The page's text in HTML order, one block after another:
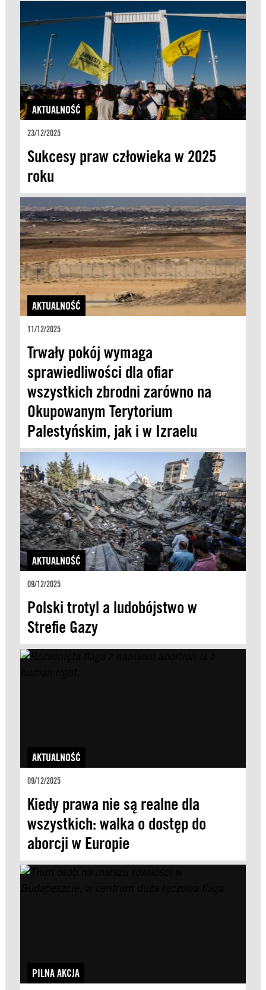
AKTUALNOŚĆ
23/12/2025
Sukcesy praw człowieka w 2025
roku
AKTUALNOŚĆ
11/12/2025
Trwały pokój wymaga
sprawiedliwości dla ofiar
wszystkich zbrodni zarówno na
Okupowanym Terytorium
Palestyńskim, jak i w Izraelu
AKTUALNOŚĆ
09/12/2025
Polski trotyl a ludobójstwo w
Strefie Gazy
AKTUALNOŚĆ
09/12/2025
Kiedy prawa nie są realne dla
wszystkich: walka o dostęp do
aborcji w Europie
PILNA AKCJA